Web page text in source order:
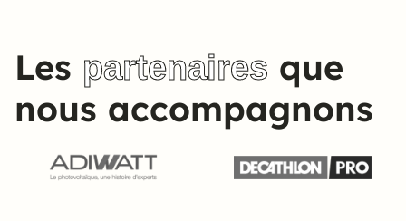
Les partenaires que
nous accompagnons